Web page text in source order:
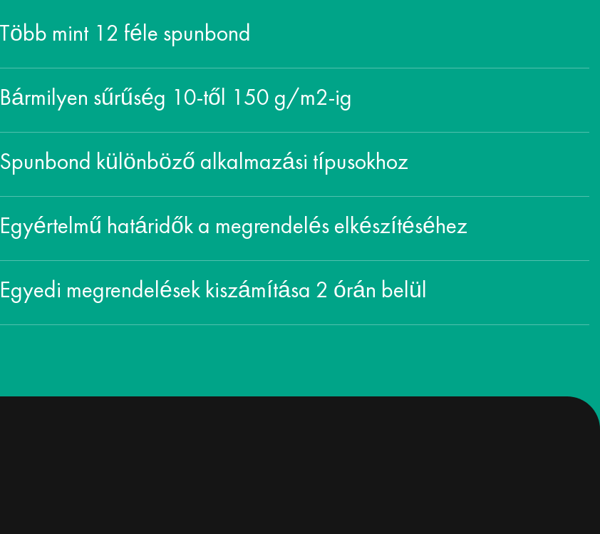
Több mint 12 féle spunbond
Bármilyen sűrűség 10-től 150 g/m2-ig
Spunbond különböző alkalmazási típusokhoz
Egyértelmű határidők a megrendelés elkészítéséhez
Egyedi megrendelések kiszámítása 2 órán belül